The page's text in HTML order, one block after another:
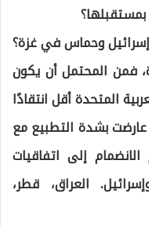
وحماس في غزة؟
فمن المحتمل أن يكون
المتحدة أقل انتقادًا
عارضت بشدة التطبيع مع
إلى اتفاقيات
العراق، قطر،